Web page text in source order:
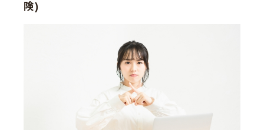
険)